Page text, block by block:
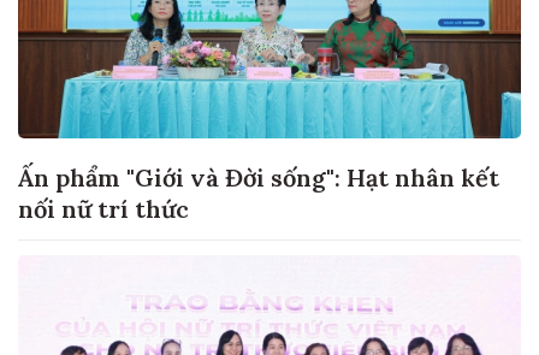
Ấn phẩm "Giới và Đời sống": Hạt nhân kết
nối nữ trí thức